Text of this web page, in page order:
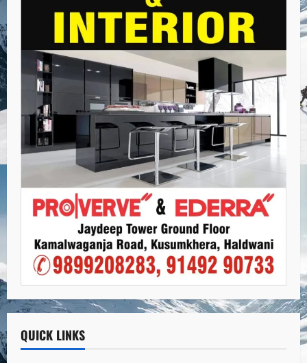
QUICK LINKS